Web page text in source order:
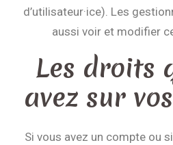
d’utilisateur·ice). Les
aussi voir et modifier
Les droits
avez sur
Si vous avez un compte ou